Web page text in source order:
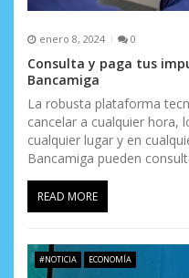
s
enero 8, 2024 0
Consulta y paga tus
Bancamiga
La robusta plataforma
cancelar a cualquier hora,
cualquier lugar y en
Bancamiga pueden
READ MORE
#NOTICIA ECONOMÍA